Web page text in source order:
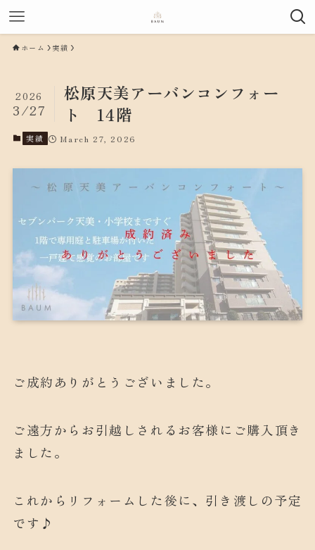
ホーム 実績
松原天美アーバンコンフォー
ト 14階
2026
3/27
実績 March 27, 2026
ご成約ありがとうございました。
ご遠方からお引越しされるお客様にご購入頂き
ました。
これからリフォームした後に、引き渡しの予定
です♪